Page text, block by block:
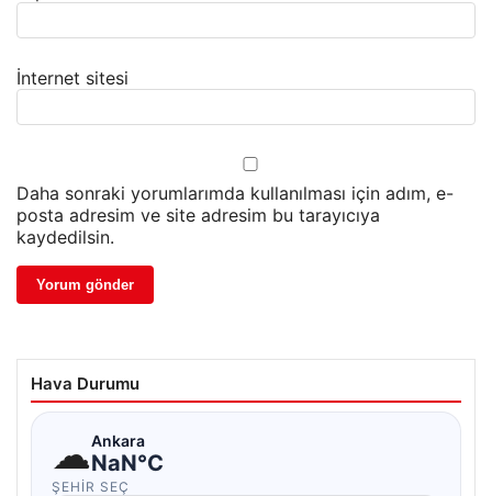
İnternet sitesi
Daha sonraki yorumlarımda kullanılması için adım, e-
posta adresim ve site adresim bu tarayıcıya
kaydedilsin.
Hava Durumu
☁Ankara
NaN°C
ŞEHIR SEÇ